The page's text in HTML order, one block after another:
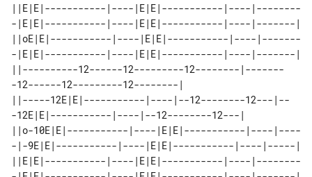
||E|E|-----------|----|E|E|-----------|----|--------
-|E|E|-----------|----|E|E|-----------|----|-------|
||oE|E|-----------|----|E|E|-----------|----|-------
-|E|E|-----------|----|E|E|-----------|----|-------|
||----------12------12---------12--------|-------
-12------12---------12--------|
||-----12E|E|-----------|----|--12--------12---|--
-12E|E|-----------|----|--12--------12---|
||o-10E|E|-----------|----|E|E|-----------|----|----
-|-9E|E|-----------|----|E|E|-----------|----|-----|
||E|E|-----------|----|E|E|-----------|----|--------